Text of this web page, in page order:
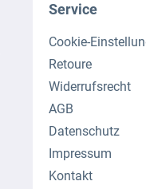
Service
Cookie-
Retoure
Widerrufsrecht
AGB
Datenschutz
Impressum
Kontakt